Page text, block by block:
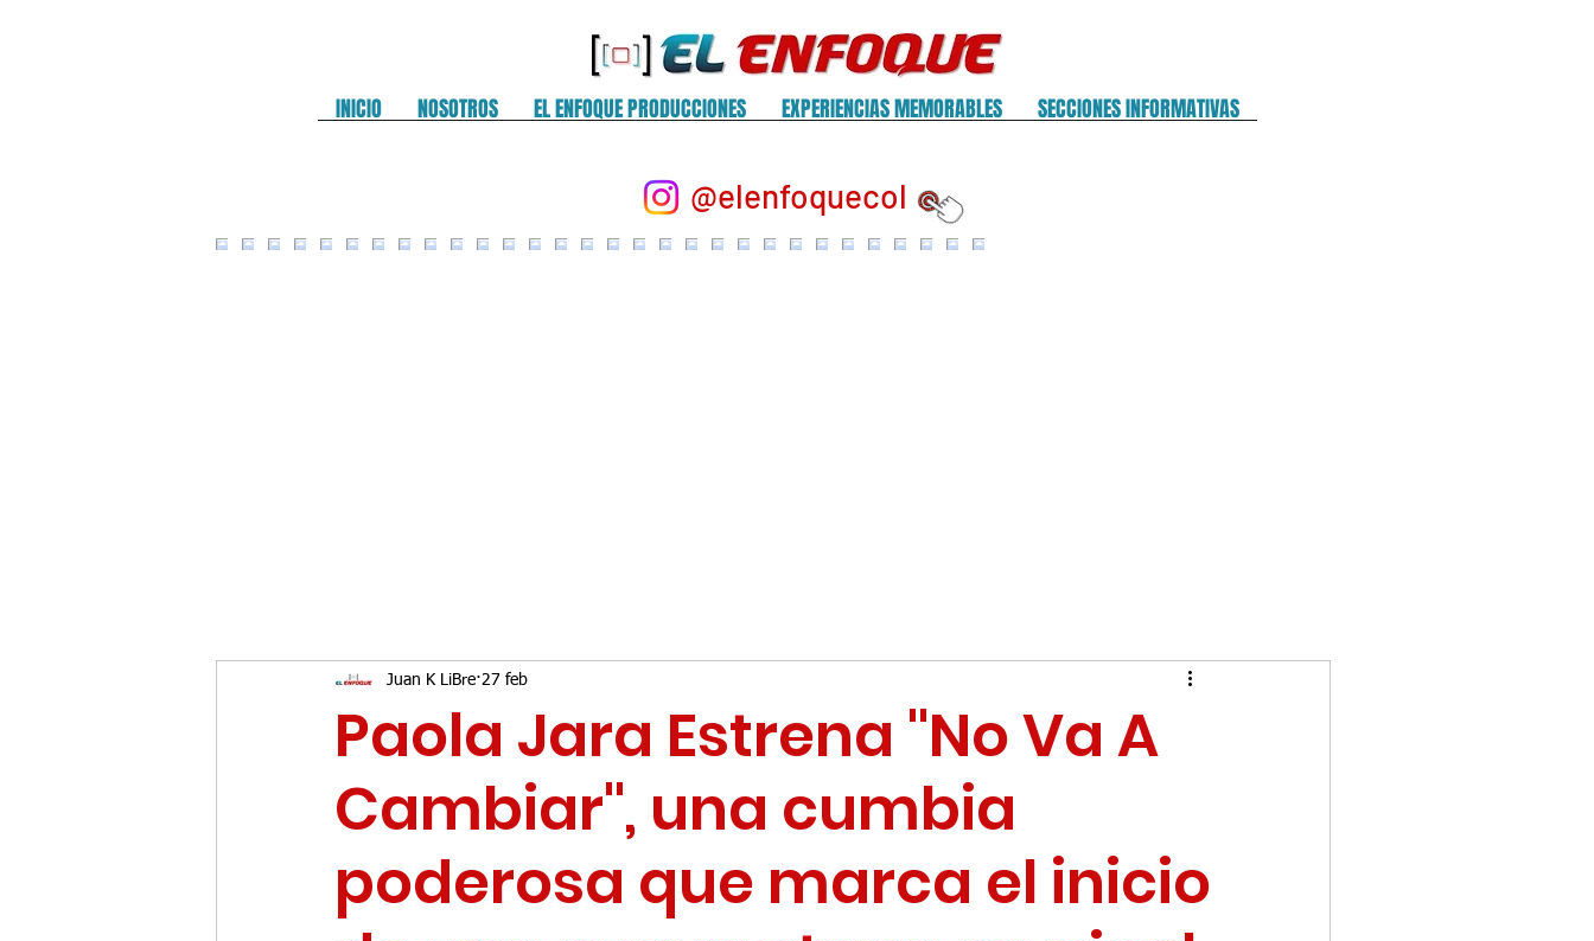
INICIO NOSOTROS EL ENFOQUE PRODUCCIONES EXPERIENCIAS MEMORABLES SECCIONES INFORMATIVAS
@elenfoquecol
Paola Jara Estrena "No Va A
Cambiar", una cumbia
poderosa que marca el inicio
Juan K LiBre 27 feb